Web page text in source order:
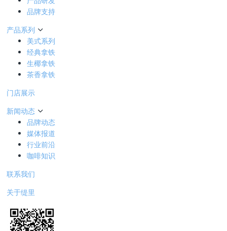
品牌支持
产品系列
美式系列
经典拿铁
生椰拿铁
茶香拿铁
门店展示
新闻动态
品牌动态
媒体报道
行业前沿
咖啡知识
联系我们
关于缇里